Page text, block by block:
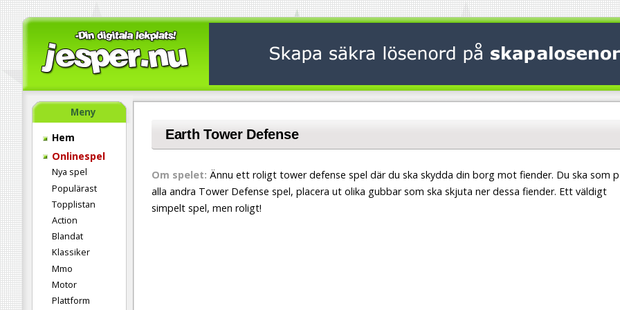
Meny
Hem
Onlinespel
Nya spel
Populärast
Topplistan
Action
Blandat
Klassiker
Mmo
Motor
Plattform
Earth Tower Defense
Om spelet: Ännu ett roligt tower defense spel där du ska skydda din borg mot fiender. Du ska som
alla andra Tower Defense spel, placera ut olika gubbar som ska skjuta ner dessa fiender. Ett väldigt
simpelt spel, men roligt!